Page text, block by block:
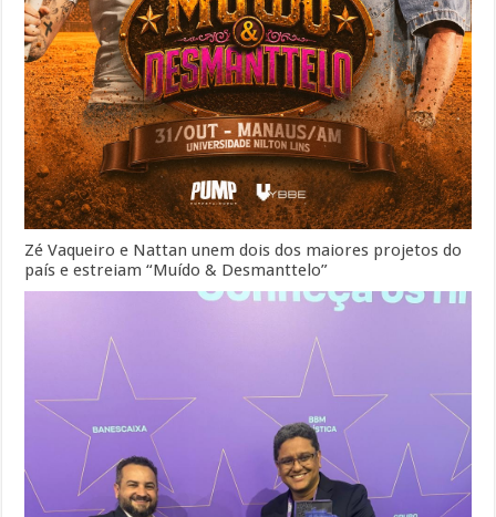
Zé Vaqueiro e Nattan unem dois dos maiores projetos do
país e estreiam “Muído & Desmanttelo”